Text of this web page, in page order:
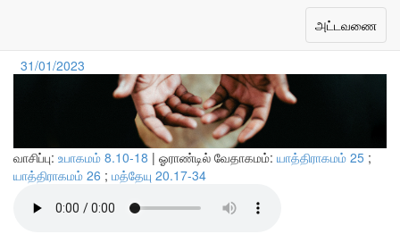
Toggle
navigation
அட்டவணை
ஆசீர்வாதங்களை தாங்குபவர்
31/01/2023
வாசிப்பு: உபாகமம் 8.10-18 | ஓராண்டில் வேதாகமம்: யாத்திராகமம் 25 ;
யாத்திராகமம் 26 ; மத்தேயு 20.17-34